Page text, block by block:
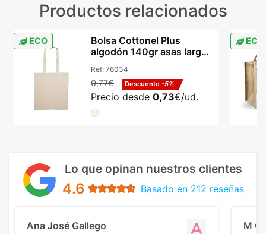
Productos relacionados
ECO
Bolsa Cottonel Plus
algodón 140gr asas largas
Ref: 76034
0,77€ Descuento -5%
Precio desde 0,73€/ud.
ECO
Lo que opinan nuestros clientes
4.6 Basado en 212 reseñas
Ana José Gallego M C